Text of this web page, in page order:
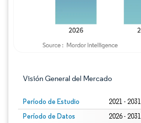
Visión General del Mercado
Período de Estudio 2021 - 2031
Período de Datos
2026 - 2031